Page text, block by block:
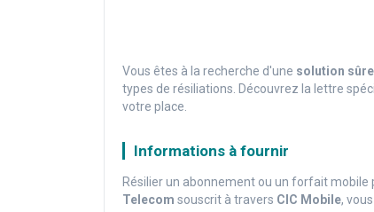
Vous êtes à la recherche d'une solution
types de résiliations. Découvrez la lettre
votre place.
Informations à fournir
Résilier un abonnement ou un forfait mobile
Telecom souscrit à travers CIC Mobile,